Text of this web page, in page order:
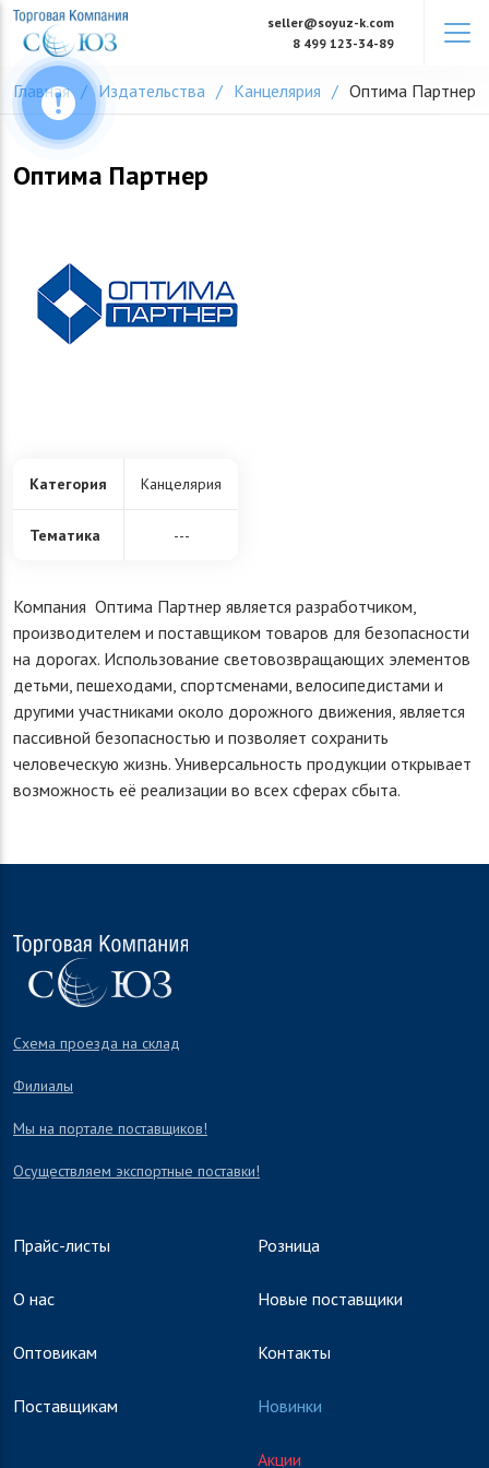
Skip
content
seller@soyuz-k.com
8 499 123-34-89
Главная Издательства Канцелярия Оптима Партнер
Оптима Партнер
Категория Канцелярия
Тематика ---
Компания Оптима Партнер является разработчиком,
производителем и поставщиком товаров для безопасности
на дорогах. Использование световозвращающих элементов
детьми, пешеходами, спортсменами, велосипедистами и
другими участниками около дорожного движения, является
пассивной безопасностью и позволяет сохранить
человеческую жизнь. Универсальность продукции открывает
возможность её реализации во всех сферах сбыта.
Схема проезда на склад
Филиалы
Мы на портале поставщиков!
Осуществляем экспортные поставки!
Прайс-листы
О нас
Оптовикам
Поставщикам
Розница
Новые поставщики
Контакты
Новинки
Акции